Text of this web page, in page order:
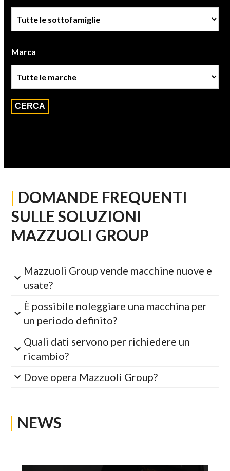
Marca
| DOMANDE FREQUENTI
SULLE SOLUZIONI
MAZZUOLI GROUP
Mazzuoli Group vende macchine nuove e
usate?
È possibile noleggiare una macchina per
un periodo definito?
Quali dati servono per richiedere un
ricambio?
Dove opera Mazzuoli Group?
| NEWS